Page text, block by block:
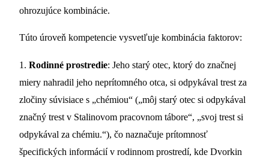
ohrozujúce kombinácie.
Túto úroveň kompetencie vysvetľuje kombinácia faktorov:
1. Rodinné prostredie: Jeho starý otec, ktorý do značnej
miery nahradil jeho neprítomného otca, si odpykával trest za
zločiny súvisiace s „chémiou“ („môj starý otec si odpykával
značný trest v Stalinovom pracovnom tábore“, „svoj trest si
odpykával za chémiu.“), čo naznačuje prítomnosť
špecifických informácií v rodinnom prostredí, kde Dvorkin